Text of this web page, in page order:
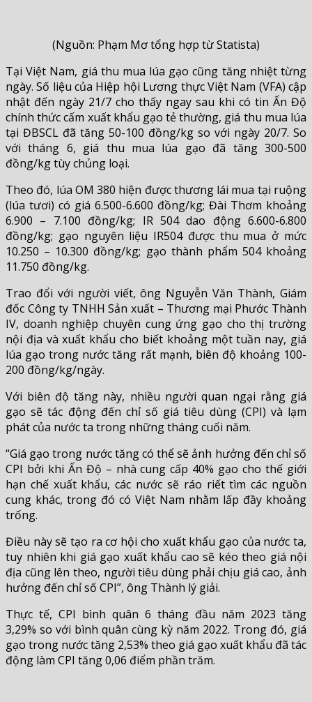
(Nguồn: Phạm Mơ tổng hợp từ Statista)
Tại Việt Nam, giá thu mua lúa gạo cũng tăng nhiệt từng
ngày. Số liệu của Hiệp hội Lương thực Việt Nam (VFA) cập
nhật đến ngày 21/7 cho thấy ngay sau khi có tin Ấn Độ
chính thức cấm xuất khẩu gạo tẻ thường, giá thu mua lúa
tại ĐBSCL đã tăng 50-100 đồng/kg so với ngày 20/7. So
với tháng 6, giá thu mua lúa gạo đã tăng 300-500
đồng/kg tùy chủng loại.
Theo đó, lúa OM 380 hiện được thương lái mua tại ruộng
(lúa tươi) có giá 6.500-6.600 đồng/kg; Đài Thơm khoảng
6.900 – 7.100 đồng/kg; IR 504 dao động 6.600-6.800
đồng/kg; gạo nguyên liệu IR504 được thu mua ở mức
10.250 – 10.300 đồng/kg; gạo thành phẩm 504 khoảng
11.750 đồng/kg.
Trao đổi với người viết, ông Nguyễn Văn Thành, Giám
đốc Công ty TNHH Sản xuất – Thương mại Phước Thành
IV, doanh nghiệp chuyên cung ứng gạo cho thị trường
nội địa và xuất khẩu cho biết khoảng một tuần nay, giá
lúa gạo trong nước tăng rất mạnh, biên độ khoảng 100-
200 đồng/kg/ngày.
Với biên độ tăng này, nhiều người quan ngại rằng giá
gạo sẽ tác động đến chỉ số giá tiêu dùng (CPI) và lạm
phát của nước ta trong những tháng cuối năm.
“Giá gạo trong nước tăng có thể sẽ ảnh hưởng đến chỉ số
CPI bởi khi Ấn Độ – nhà cung cấp 40% gạo cho thế giới
hạn chế xuất khẩu, các nước sẽ ráo riết tìm các nguồn
cung khác, trong đó có Việt Nam nhằm lấp đầy khoảng
trống.
Điều này sẽ tạo ra cơ hội cho xuất khẩu gạo của nước ta,
tuy nhiên khi giá gạo xuất khẩu cao sẽ kéo theo giá nội
địa cũng lên theo, người tiêu dùng phải chịu giá cao, ảnh
hưởng đến chỉ số CPI”, ông Thành lý giải.
Thực tế, CPI bình quân 6 tháng đầu năm 2023 tăng
3,29% so với bình quân cùng kỳ năm 2022. Trong đó, giá
gạo trong nước tăng 2,53% theo giá gạo xuất khẩu đã tác
động làm CPI tăng 0,06 điểm phần trăm.